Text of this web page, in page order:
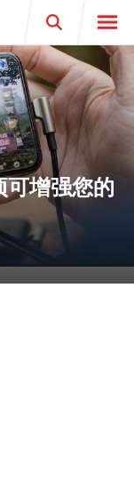
Search
增强您的